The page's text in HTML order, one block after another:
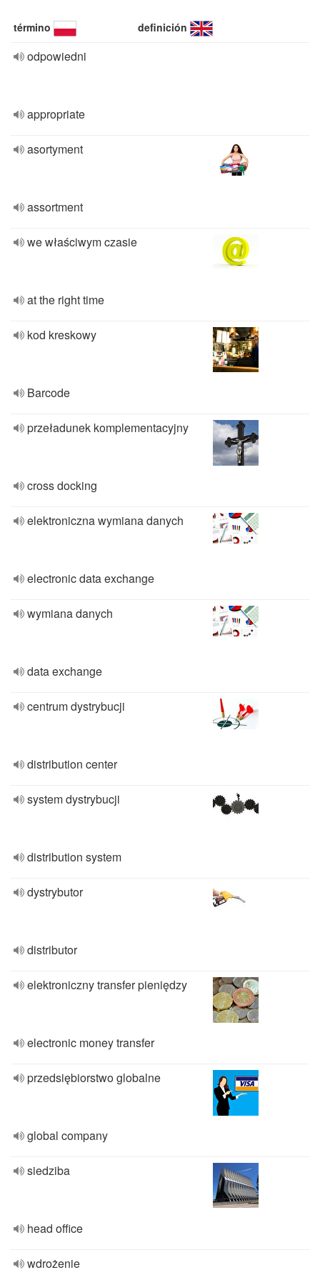
término definición
odpowiedni
appropriate
asortyment
assortment
we właściwym czasie
at the right time
kod kreskowy
Barcode
przeładunek komplementacyjny
cross docking
elektroniczna wymiana danych
electronic data exchange
wymiana danych
data exchange
centrum dystrybucji
distribution center
system dystrybucji
distribution system
dystrybutor
distributor
elektroniczny transfer pieniędzy
electronic money transfer
przedsiębiorstwo globalne
global company
siedziba
head office
wdrożenie